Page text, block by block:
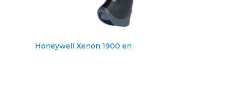
Honeywell Xenon 1900 en